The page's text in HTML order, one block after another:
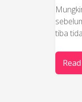
tiba